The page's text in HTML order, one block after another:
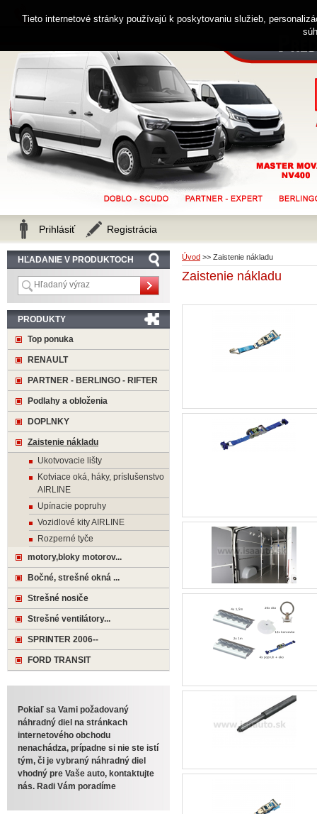
Úvod >> Zaistenie nákladu
Zaistenie nákladu
HĽADANIE V PRODUKTOCH
PRODUKTY
Top ponuka
RENAULT
PARTNER - BERLINGO - RIFTER
Podlahy a obloženia
DOPLNKY
Zaistenie nákladu
Ukotvovacie lišty
Kotviace oká, háky, príslušenstvo
AIRLINE
Upínacie popruhy
Vozidlové kity AIRLINE
Rozperné tyče
motory,bloky motorov...
Bočné, strešné okná ...
Strešné nosiče
Strešné ventilátory...
SPRINTER 2006--
FORD TRANSIT
Pokiaľ sa Vami požadovaný
náhradný diel na stránkach
internetového obchodu
nenachádza, prípadne si nie ste istí
tým, či je vybraný náhradný diel
vhodný pre Vaše auto, kontaktujte
nás. Radi Vám poradíme
Zákaznícka linka 0914 238 482
Prihlásiť Registrácia
Tieto internetové stránky používajú k poskytovaniu služieb,